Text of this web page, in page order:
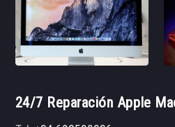
24/7 Reparación Apple